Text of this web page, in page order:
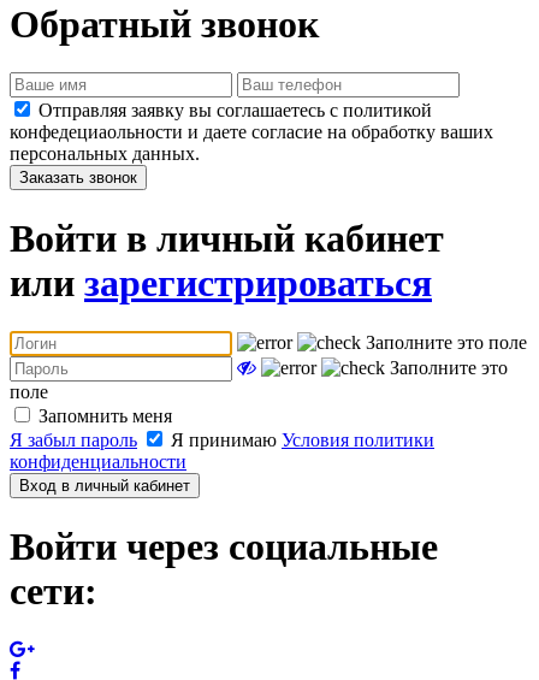
Обратный звонок
Отправляя заявку вы соглашаетесь с политикой
конфедециаольности и даете согласие на обработку ваших
персональных данных.
Заказать звонок
Войти в личный кабинет
или зарегистрироваться
Заполните это поле
Заполните это
поле
Запомнить меня
Я забыл пароль
Я принимаю Условия политики
конфиденциальности
Вход в личный кабинет
Войти через социальные
сети: